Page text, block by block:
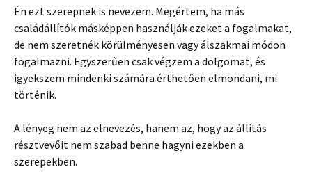
Én ezt szerepnek is nevezem. Megértem, ha más
családállítók másképpen használják ezeket a fogalmakat,
de nem szeretnék körülményesen vagy álszakmai módon
fogalmazni. Egyszerűen csak végzem a dolgomat, és
igyekszem mindenki számára érthetően elmondani, mi
történik.
A lényeg nem az elnevezés, hanem az, hogy az állítás
résztvevőit nem szabad benne hagyni ezekben a
szerepekben.